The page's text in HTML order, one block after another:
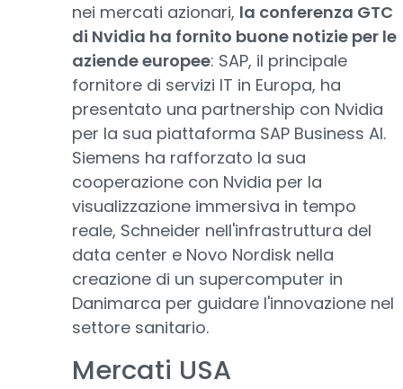
nei mercati azionari, la conferenza GTC
di Nvidia ha fornito buone notizie per le
aziende europee: SAP, il principale
fornitore di servizi IT in Europa, ha
presentato una partnership con Nvidia
per la sua piattaforma SAP Business AI.
Siemens ha rafforzato la sua
cooperazione con Nvidia per la
visualizzazione immersiva in tempo
reale, Schneider nell'infrastruttura del
data center e Novo Nordisk nella
creazione di un supercomputer in
Danimarca per guidare l'innovazione nel
settore sanitario.
Mercati USA